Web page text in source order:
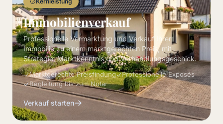
Immobilienverkauf
Professionelle Vermarktung und Verkauf Ihrer
Immobilie zu einem marktgerechten Preis, mit
Strategie, Marktkenntnis und Verhandlungsgeschick.
Marktgerechte Preisfindung
Professionelle Exposés
Begleitung bis zum Notar
Verkauf starten